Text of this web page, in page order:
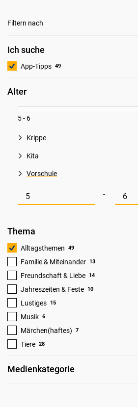
Filtern nach
Ich suche
App-Tipps 49
Alter
5 - 6
Krippe
Kita
Vorschule
Mindestwert für Alter -
Maximalwert für Alter
Thema
Alltagsthemen 49
Familie & Miteinander 13
Freundschaft & Liebe 14
Jahreszeiten & Feste 10
Lustiges 15
Musik 6
Märchen(haftes) 7
Tiere 28
Medienkategorie